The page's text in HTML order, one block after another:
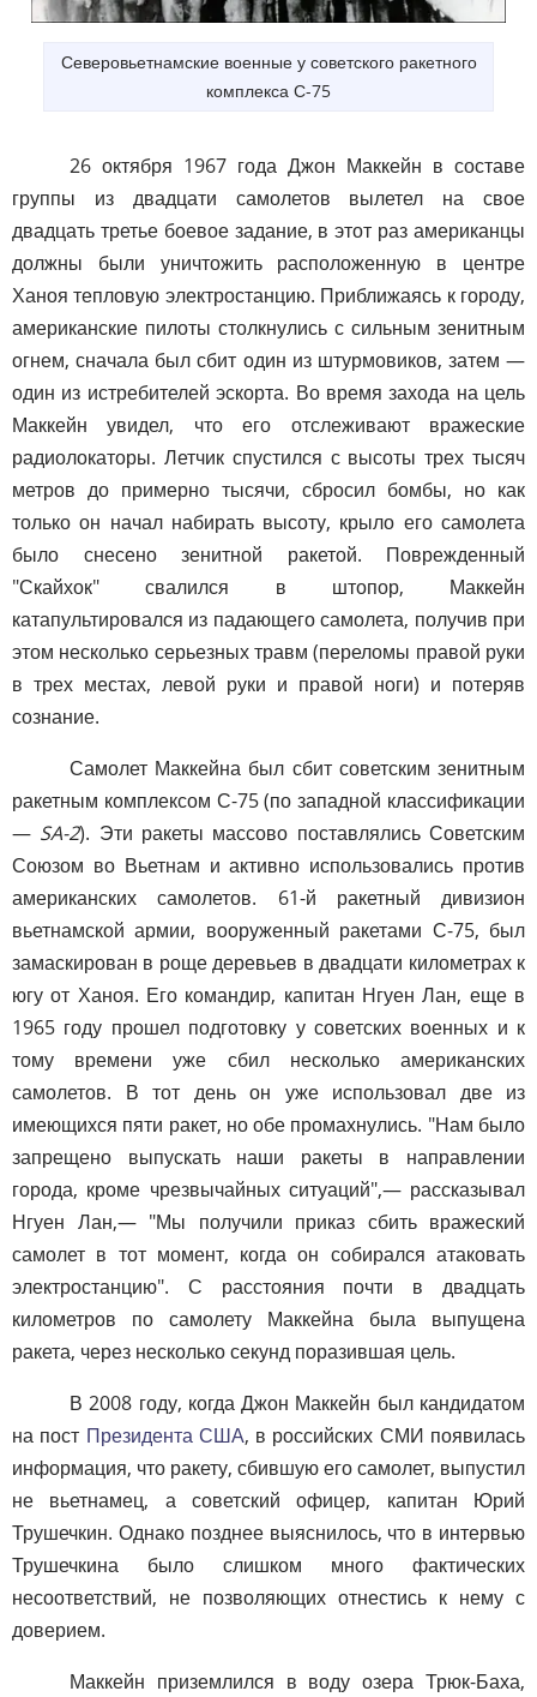
Северовьетнамские военные у советского ракетного
комплекса С-75
26 октября 1967 года Джон Маккейн в составе
группы из двадцати самолетов вылетел на свое
двадцать третье боевое задание, в этот раз американцы
должны были уничтожить расположенную в центре
Ханоя тепловую электростанцию. Приближаясь к городу,
американские пилоты столкнулись с сильным зенитным
огнем, сначала был сбит один из штурмовиков, затем —
один из истребителей эскорта. Во время захода на цель
Маккейн увидел, что его отслеживают вражеские
радиолокаторы. Летчик спустился с высоты трех тысяч
метров до примерно тысячи, сбросил бомбы, но как
только он начал набирать высоту, крыло его самолета
было снесено зенитной ракетой. Поврежденный
"Скайхок" свалился в штопор, Маккейн
катапультировался из падающего самолета, получив при
этом несколько серьезных травм (переломы правой руки
в трех местах, левой руки и правой ноги) и потеряв
сознание.
Самолет Маккейна был сбит советским зенитным
ракетным комплексом С-75 (по западной классификации
— SA-2). Эти ракеты массово поставлялись Советским
Союзом во Вьетнам и активно использовались против
американских самолетов. 61-й ракетный дивизион
вьетнамской армии, вооруженный ракетами С-75, был
замаскирован в роще деревьев в двадцати километрах к
югу от Ханоя. Его командир, капитан Нгуен Лан, еще в
1965 году прошел подготовку у советских военных и к
тому времени уже сбил несколько американских
самолетов. В тот день он уже использовал две из
имеющихся пяти ракет, но обе промахнулись. "Нам было
запрещено выпускать наши ракеты в направлении
города, кроме чрезвычайных ситуаций",— рассказывал
Нгуен Лан,— "Мы получили приказ сбить вражеский
самолет в тот момент, когда он собирался атаковать
электростанцию". С расстояния почти в двадцать
километров по самолету Маккейна была выпущена
ракета, через несколько секунд поразившая цель.
В 2008 году, когда Джон Маккейн был кандидатом
на пост Президента США, в российских СМИ появилась
информация, что ракету, сбившую его самолет, выпустил
не вьетнамец, а советский офицер, капитан Юрий
Трушечкин. Однако позднее выяснилось, что в интервью
Трушечкина было слишком много фактических
несоответствий, не позволяющих отнестись к нему с
доверием.
Маккейн приземлился в воду озера Трюк-Баха,